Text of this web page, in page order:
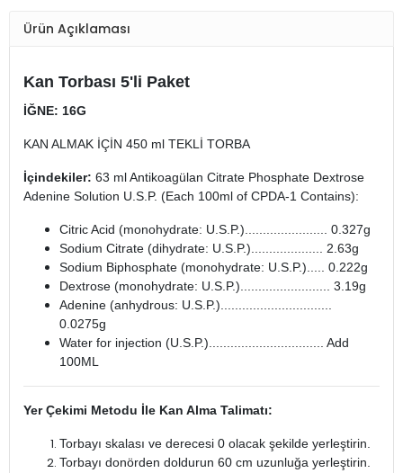
Ürün Açıklaması
Kan Torbası 5'li Paket
İĞNE: 16G
KAN ALMAK İÇİN 450 ml TEKLİ TORBA
İçindekiler: 63 ml Antikoagülan Citrate Phosphate Dextrose
Adenine Solution U.S.P. (Each 100ml of CPDA-1 Contains):
Citric Acid (monohydrate: U.S.P.)....................... 0.327g
Sodium Citrate (dihydrate: U.S.P.).................... 2.63g
Sodium Biphosphate (monohydrate: U.S.P.)..... 0.222g
Dextrose (monohydrate: U.S.P.)......................... 3.19g
Adenine (anhydrous: U.S.P.)...............................
0.0275g
Water for injection (U.S.P.)................................ Add
100ML
Yer Çekimi Metodu İle Kan Alma Talimatı:
Torbayı skalası ve derecesi 0 olacak şekilde yerleştirin.
Torbayı donörden doldurun 60 cm uzunluğa yerleştirin.